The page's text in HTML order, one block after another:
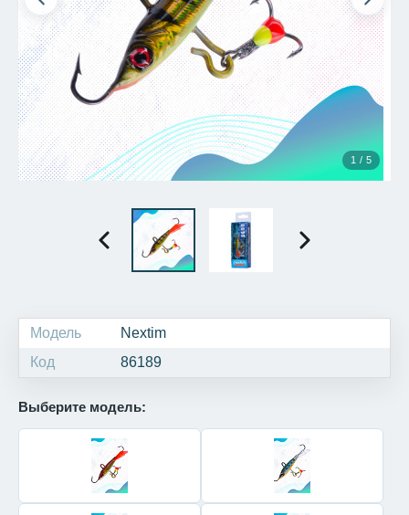
1 / 5
Модель
Nextim
Код
86189
Выберите модель: